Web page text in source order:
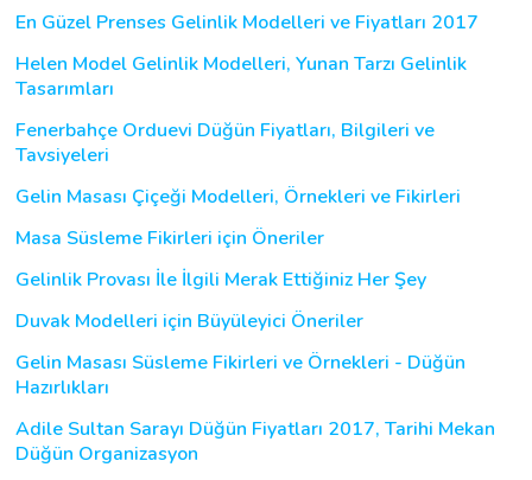
En Güzel Prenses Gelinlik Modelleri ve Fiyatları 2017
Helen Model Gelinlik Modelleri, Yunan Tarzı Gelinlik
Tasarımları
Fenerbahçe Orduevi Düğün Fiyatları, Bilgileri ve
Tavsiyeleri
Gelin Masası Çiçeği Modelleri, Örnekleri ve Fikirleri
Masa Süsleme Fikirleri için Öneriler
Gelinlik Provası İle İlgili Merak Ettiğiniz Her Şey
Duvak Modelleri için Büyüleyici Öneriler
Gelin Masası Süsleme Fikirleri ve Örnekleri - Düğün
Hazırlıkları
Adile Sultan Sarayı Düğün Fiyatları 2017, Tarihi Mekan
Düğün Organizasyon